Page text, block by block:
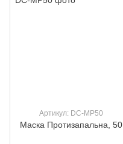
Артикул: DC-MP50
Маска Протизапальна, 50